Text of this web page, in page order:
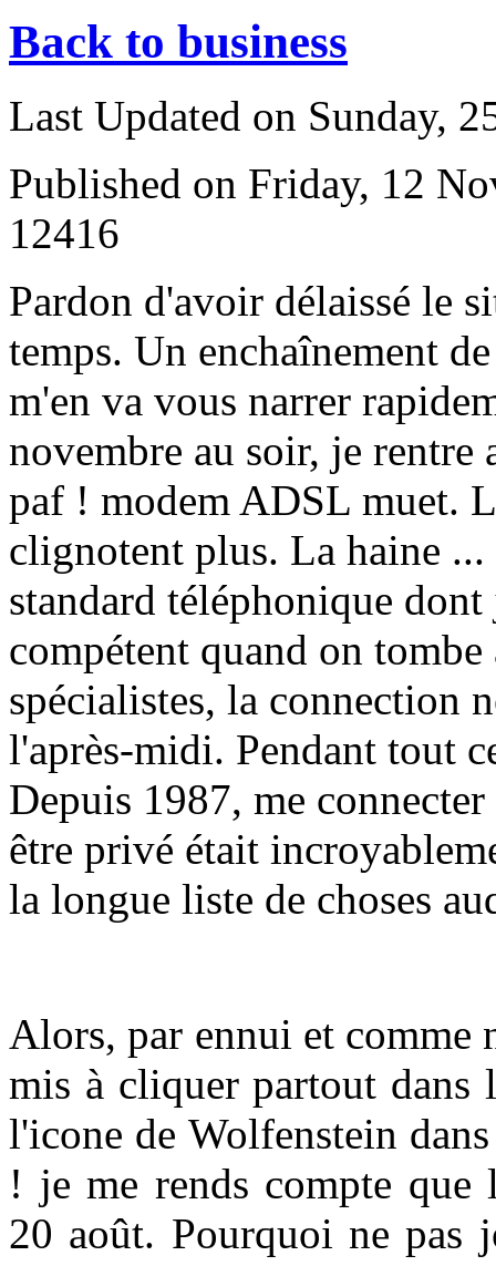
Back to business
Last Updated on Sunday,
Published on Friday, 12
12416
Pardon d'avoir délaissé le
temps. Un enchaînement
m'en va vous narrer
novembre au soir, je rentre
paf ! modem ADSL muet.
clignotent plus. La haine
standard téléphonique
compétent quand on
spécialistes, la connection
l'après-midi. Pendant tout
Depuis 1987, me
être privé était
la longue liste de choses
Alors, par ennui et comme
mis à cliquer partout dans
l'icone de Wolfenstein
! je me rends compte que
20 août. Pourquoi ne pas